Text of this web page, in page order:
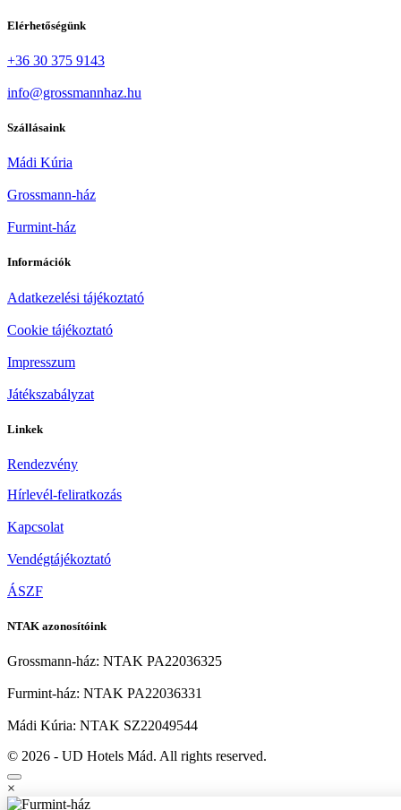
Elérhetőségünk
+36 30 375 9143
info@grossmannhaz.hu
Szállásaink
Mádi Kúria
Grossmann-ház
Furmint-ház
Információk
Adatkezelési tájékoztató
Cookie tájékoztató
Impresszum
Játékszabályzat
Linkek
Rendezvény
Hírlevél-feliratkozás
Kapcsolat
Vendégtájékoztató
ÁSZF
NTAK azonosítóink
Grossmann-ház: NTAK PA22036325
Furmint-ház: NTAK PA22036331
Mádi Kúria: NTAK SZ22049544
© 2026 - UD Hotels Mád. All rights reserved.
×